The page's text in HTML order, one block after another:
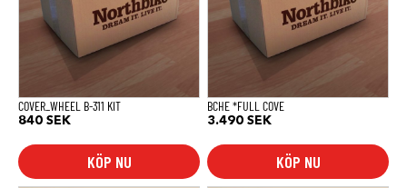
COVER_WHEEL B-311 KIT
840 SEK
KÖP NU
BCHE *FULL COVE
3.490 SEK
KÖP NU